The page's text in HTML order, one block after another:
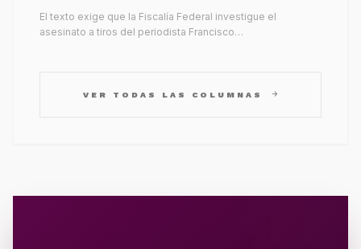
El texto exige que la Fiscalía Federal investigue el
asesinato a tiros del periodista Francisco…
VER TODAS LAS COLUMNAS arrow_forward